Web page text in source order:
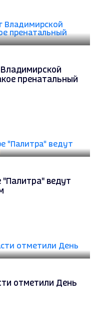
пренатальный
ведут
отметили День